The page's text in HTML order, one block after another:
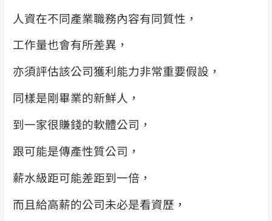
人資在不同產業職務內容有同質性，
工作量也會有所差異，
亦須評估該公司獲利能力非常重要假設，
同樣是剛畢業的新鮮人，
到一家很賺錢的軟體公司，
跟可能是傳產性質公司，
薪水級距可能差距到一倍，
而且給高薪的公司未必是看資歷，